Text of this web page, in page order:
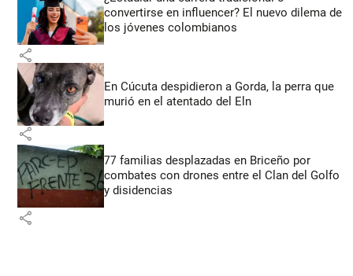
convertirse en influencer? El nuevo dilema de
los jóvenes colombianos
share
En Cúcuta despidieron a Gorda, la perra que
murió en el atentado del Eln
share
77 familias desplazadas en Briceño por
combates con drones entre el Clan del Golfo
y disidencias
share